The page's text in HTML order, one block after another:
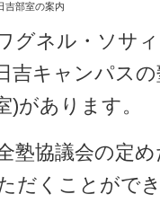
吉部室の案内
グネル・ソサ
吉キャンパス
)があります。
塾協議会の定
だくことがで